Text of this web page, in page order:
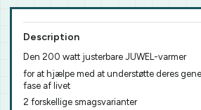
Description
Den 200 watt justerbare JUWEL-varmer
for at hjælpe med at understøtte deres
fase af livet
2 forskellige smagsvarianter